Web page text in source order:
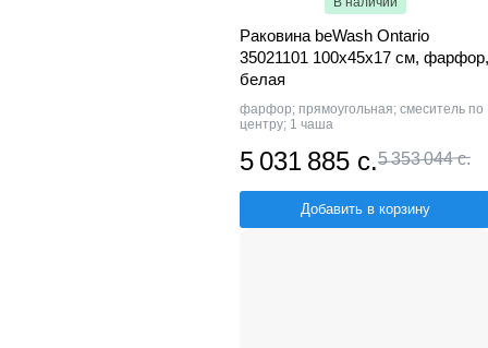
Раковина beWash Ontario
35021101 100х45х17 см, фарфор,
белая
фарфор; прямоугольная; смеситель по
центру; 1 чаша
5 031 885 с.5 353 044 с.
Добавить в корзину